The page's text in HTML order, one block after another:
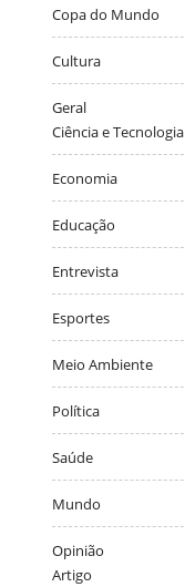
Copa do Mundo
Cultura
Geral
Ciência e Tecnologia
Economia
Educação
Entrevista
Esportes
Meio Ambiente
Política
Saúde
Mundo
Opinião
Artigo